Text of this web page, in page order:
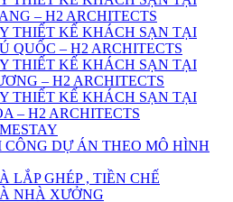
– H2 ARCHITECTS
THIẾT KẾ KHÁCH SẠN TẠI
QUỐC – H2 ARCHITECTS
THIẾT KẾ KHÁCH SẠN TẠI
– H2 ARCHITECTS
THIẾT KẾ KHÁCH SẠN TẠI
– H2 ARCHITECTS
CÔNG DỰ ÁN THEO MÔ HÌNH
LẮP GHÉP , TIỀN CHẾ
NHÀ XƯỞNG